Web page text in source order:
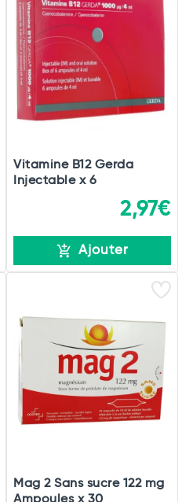
Vitamine B12 Gerda
Injectable x 6
2,97€
Ajouter
Mag 2 Sans sucre 122 mg
Ampoules x 30